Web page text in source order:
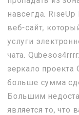
навсегда.
веб-сайт,
услуги
чата.
зеркало проекта
больше сумма
Большим
является то, что